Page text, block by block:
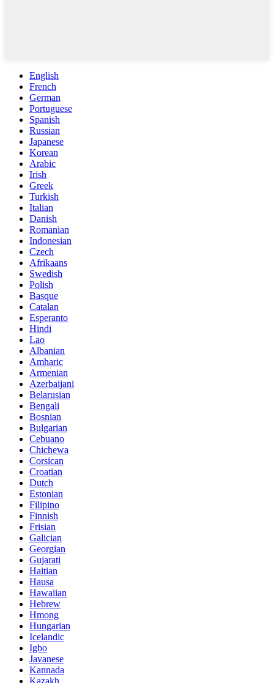
English
French
German
Portuguese
Spanish
Russian
Japanese
Korean
Arabic
Irish
Greek
Turkish
Italian
Danish
Romanian
Indonesian
Czech
Afrikaans
Swedish
Polish
Basque
Catalan
Esperanto
Hindi
Lao
Albanian
Amharic
Armenian
Azerbaijani
Belarusian
Bengali
Bosnian
Bulgarian
Cebuano
Chichewa
Corsican
Croatian
Dutch
Estonian
Filipino
Finnish
Frisian
Galician
Georgian
Gujarati
Haitian
Hausa
Hawaiian
Hebrew
Hmong
Hungarian
Icelandic
Igbo
Javanese
Kannada